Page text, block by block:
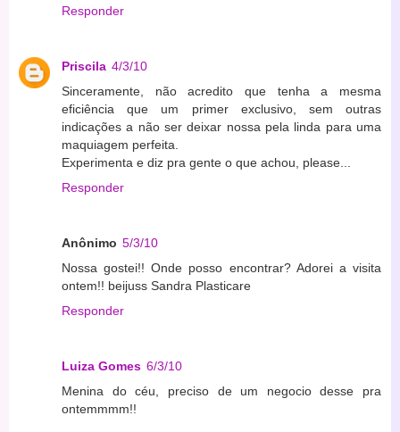
Responder
Priscila 4/3/10
Sinceramente, não acredito que tenha a mesma
eficiência que um primer exclusivo, sem outras
indicações a não ser deixar nossa pela linda para uma
maquiagem perfeita.
Experimenta e diz pra gente o que achou, please...
Responder
Anônimo 5/3/10
Nossa gostei!! Onde posso encontrar? Adorei a visita
ontem!! beijuss Sandra Plasticare
Responder
Luiza Gomes 6/3/10
Menina do céu, preciso de um negocio desse pra
ontemmmm!!